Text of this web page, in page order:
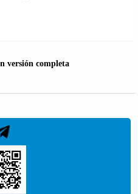
versión completa